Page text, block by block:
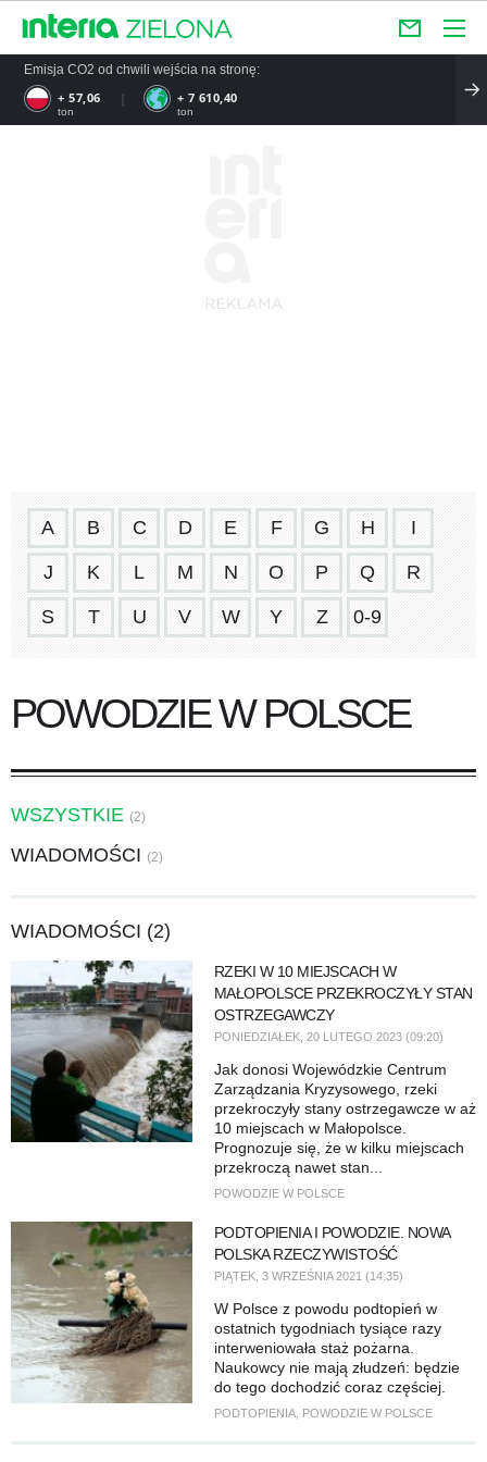
Emisja CO2 od chwili wejścia na stronę:
+ 57,06
ton
+ 7 610,40
ton
A B C D E F G H I
J K L M N O P Q R
S T U V W Y Z 0-9
POWODZIE W POLSCE
WSZYSTKIE (2)
WIADOMOŚCI (2)
WIADOMOŚCI (2)
RZEKI W 10 MIEJSCACH W
MAŁOPOLSCE PRZEKROCZYŁY STAN
OSTRZEGAWCZY
PONIEDZIAŁEK, 20 LUTEGO 2023 (09:20)
Jak donosi Wojewódzkie Centrum
Zarządzania Kryzysowego, rzeki
przekroczyły stany ostrzegawcze w aż
10 miejscach w Małopolsce.
Prognozuje się, że w kilku miejscach
przekroczą nawet stan...
POWODZIE W POLSCE
​PODTOPIENIA I POWODZIE. NOWA
POLSKA RZECZYWISTOŚĆ
PIĄTEK, 3 WRZEŚNIA 2021 (14:35)
W Polsce z powodu podtopień w
ostatnich tygodniach tysiące razy
interweniowała staż pożarna.
Naukowcy nie mają złudzeń: będzie
do tego dochodzić coraz częściej.
PODTOPIENIA, POWODZIE W POLSCE